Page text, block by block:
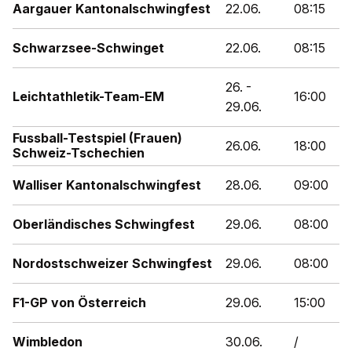
Aargauer Kantonalschwingfest 22.06. 08:15
Schwarzsee-Schwinget 22.06. 08:15
Leichtathletik-Team-EM
26. -
29.06.
16:00
Fussball-Testspiel (Frauen)
Schweiz-Tschechien
26.06. 18:00
Walliser Kantonalschwingfest 28.06. 09:00
Oberländisches Schwingfest 29.06. 08:00
Nordostschweizer Schwingfest 29.06. 08:00
F1-GP von Österreich 29.06. 15:00
Wimbledon 30.06. /